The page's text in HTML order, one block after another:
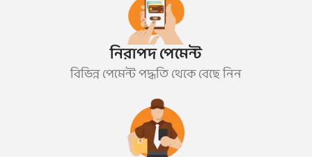
নিরাপদ পেমেন্ট
বিভিন্ন পেমেন্ট পদ্ধতি থেকে বেছে নিন